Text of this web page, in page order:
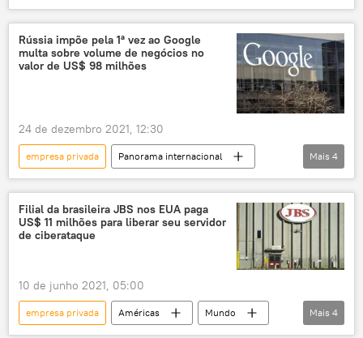
Equador petróleo
Canadá
Américas
Rússia impõe pela 1ª vez ao Google
multa sobre volume de negócios no
valor de US$ 98 milhões
24 de dezembro 2021, 12:30
empresa privada
Panorama internacional
Google
multa
Europa
Rússia
Mais 4
Filial da brasileira JBS nos EUA paga
US$ 11 milhões para liberar seu servidor
de ciberataque
10 de junho 2021, 05:00
empresa privada Américas
Mundo
Mais 4